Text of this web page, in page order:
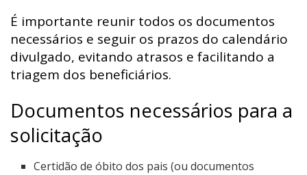
É importante reunir todos os documentos
necessários e seguir os prazos do calendário
divulgado, evitando atrasos e facilitando a
triagem dos beneficiários.
Documentos necessários para a
solicitação
Certidão de óbito dos pais (ou documentos